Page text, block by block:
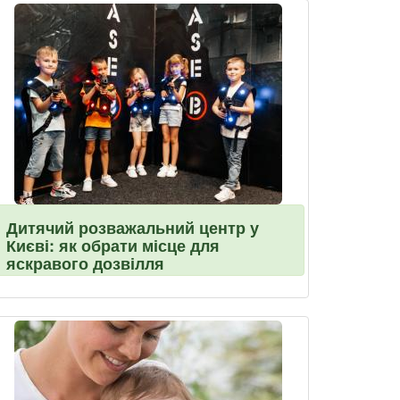
Дитячий розважальний центр у
Києві: як обрати місце для
яскравого дозвілля